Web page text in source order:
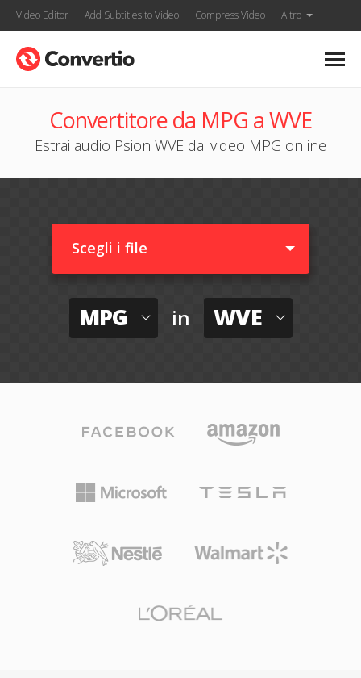
Video Editor Add Subtitles to Video Compress Video Altro
Convertitore da MPG a WVE
Estrai audio Psion WVE dai video MPG online
Scegli i file
MPG in WVE